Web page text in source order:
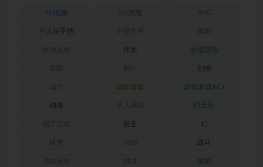
2D画面 3D画面 RPG
不支持手柄 休闲
体验 全部游戏
冒险 剧情
动作冒险 动作游戏ACT
动漫 回合制
射击 幻
建造 战斗
挑战 探索